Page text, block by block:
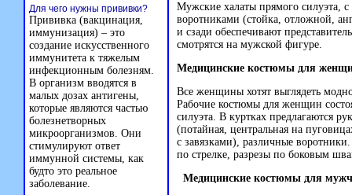
Мужские халаты прямого силуэта,
воротниками (стойка, отложной,
и сзади обеспечивают
смотрятся на мужской фигуре.
Медицинские костюмы для
Все женщины хотят выглядеть
Рабочие костюмы для женщин
силуэта. В куртках предлагаются
(потайная, центральная на
с завязками), различные
по стрелке, разрезы по боковым
Медицинские костюмы для
Для чего нужны прививки?
Прививка (вакцинация,
иммунизация) – это
создание искусственного
иммунитета к тяжелым
инфекционным болезням.
В организм вводятся в
малых дозах антигены,
которые являются частью
болезнетворных
микроорганизмов. Они
стимулируют ответ
иммунной системы, как
будто это реальное
заболевание.